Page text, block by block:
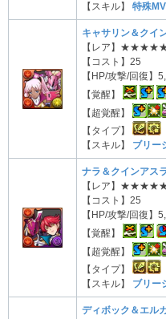
【スキル】 特殊
キャサリン＆クイ
【レア】
【コスト】25
【HP/攻撃/回復】
【覚醒】
【超覚醒】
【タイプ】
【スキル】 ブリー
ナラ＆クインアス
【レア】
【コスト】25
【HP/攻撃/回復】
【覚醒】
【超覚醒】
【タイプ】
【スキル】 ブリー
ディボック＆エル